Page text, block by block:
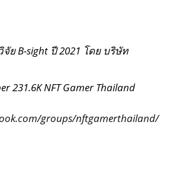
จัยB-sight ปี2021 โดย บริษัท
231.6K NFT Gamer Thailand
groups/nftgamerthailand/